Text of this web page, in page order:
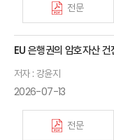
전문
EU 은행권의 암호자산
저자 : 강윤지
2026-07-13
전문